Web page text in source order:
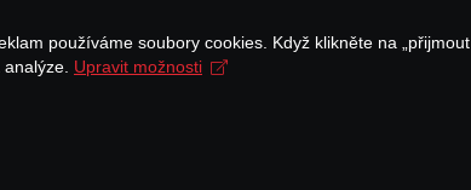
používáme soubory cookies. Když klikněte na „přijmout
Upravit možnosti